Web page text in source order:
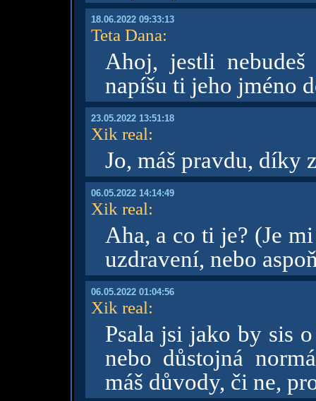
18.06.2022 09:33:13
Teta Dana:
Ahoj, jestli
napíšu ti jeho jméno
23.05.2022 13:51:18
Xik real:
Jo, máš pravdu, díky
06.05.2022 14:14:49
Xik real:
Aha, a co ti je? (Je
uzdravení, nebo
06.05.2022 01:04:56
Xik real:
Psala jsi jako by sis
nebo důstojná
máš důvody, či ne,